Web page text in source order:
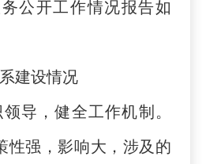
公开工作情况报告如
建设情况
导，健全工作机制。
性强，影响大，涉及的